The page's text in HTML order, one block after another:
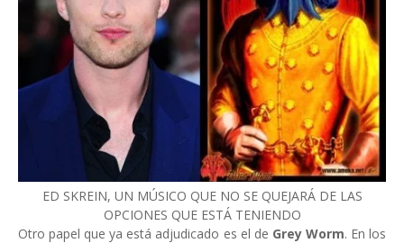
ED SKREIN, UN MÚSICO QUE NO SE QUEJARÁ DE LAS
OPCIONES QUE ESTÁ TENIENDO
Otro papel que ya está adjudicado es el de Grey Worm. En los